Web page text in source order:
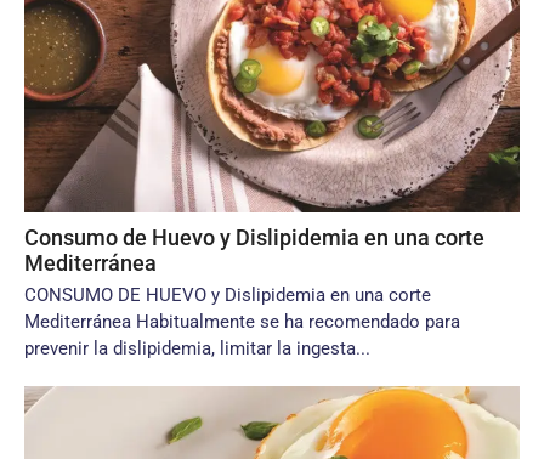
Consumo de Huevo y Dislipidemia en una corte
Mediterránea
CONSUMO DE HUEVO y Dislipidemia en una corte
Mediterránea Habitualmente se ha recomendado para
prevenir la dislipidemia, limitar la ingesta...